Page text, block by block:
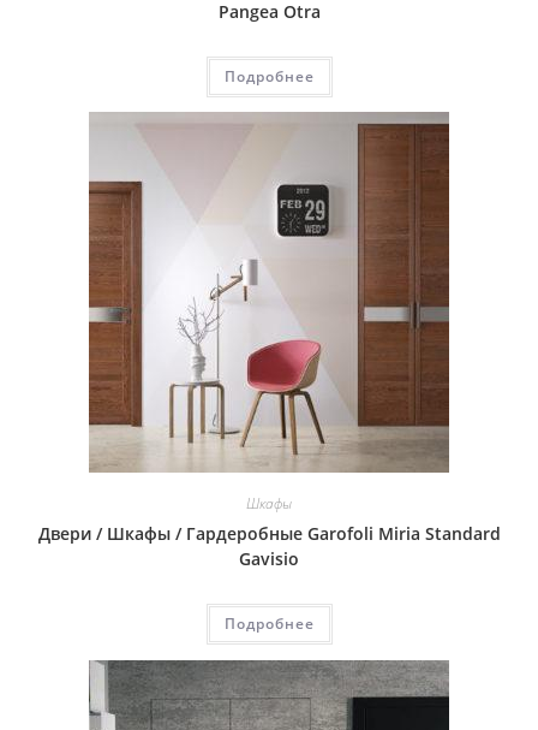
Pangea Otra
Подробнее
Шкафы
Двери / Шкафы / Гардеробные Garofoli Miria Standard
Gavisio
Подробнее